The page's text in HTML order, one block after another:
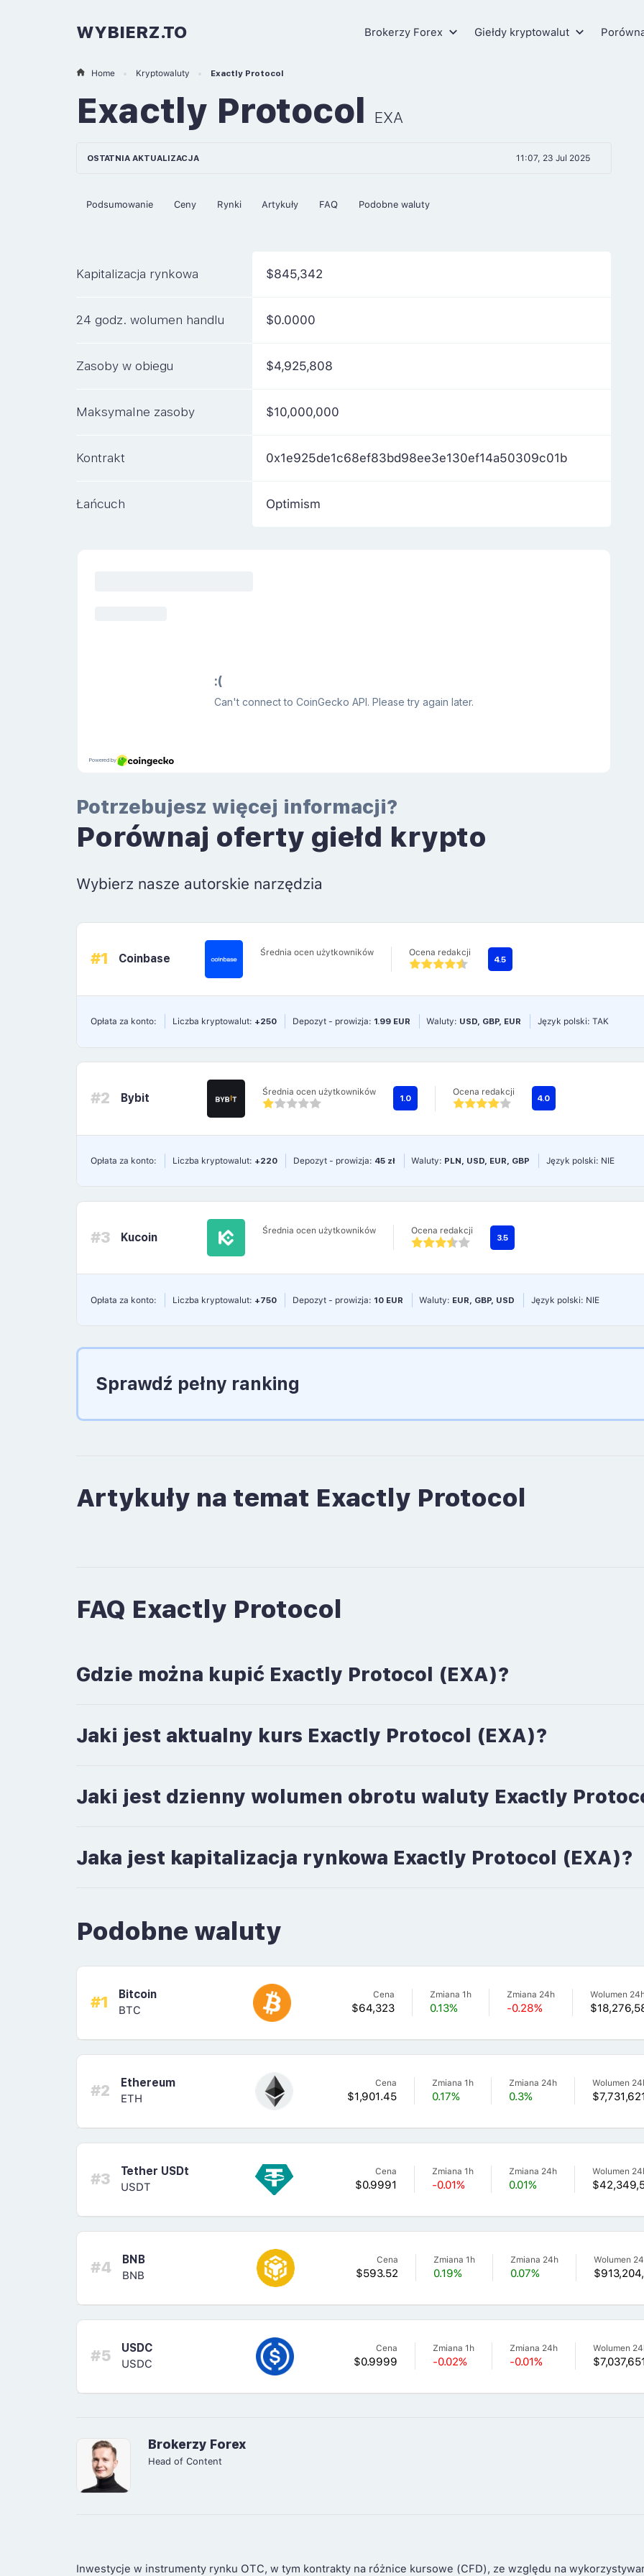
WYBIERZ.TO Brokerzy Forex Giełdy kryptowalut
Home Kryptowaluty Exactly Protocol
Exactly Protocol EXA
OSTATNIA AKTUALIZACJA 11:07, 23 Jul 2025
Podsumowanie Ceny Rynki Artykuły FAQ Podobne waluty
Kapitalizacja rynkowa $845,342
24 godz. wolumen handlu $0.0000
Zasoby w obiegu $4,925,808
Maksymalne zasoby $10,000,000
Kontrakt 0x1e925de1c68ef83bd98ee3e130ef14a50309c01b
Łańcuch Optimism
Potrzebujesz więcej informacji?
Porównaj oferty giełd krypto
Wybierz nasze autorskie narzędzia
#1 Coinbase Średnia ocen użytkowników Ocena redakcji
4.5
Opłata za konto: Liczba kryptowalut: +250 Depozyt - prowizja: 1.99 EUR Waluty: USD, GBP, EUR Język polski: TAK
#2 Bybit Średnia ocen użytkowników
1.0
Ocena redakcji
4.0
Opłata za konto: Liczba kryptowalut: +220 Depozyt - prowizja: 45 zł Waluty: PLN, USD, EUR, GBP Język polski: NIE
#3 Kucoin Średnia ocen użytkowników Ocena redakcji
3.5
Opłata za konto: Liczba kryptowalut: +750 Depozyt - prowizja: 10 EUR Waluty: EUR, GBP, USD Język polski: NIE
Sprawdź pełny ranking
Artykuły na temat Exactly Protocol
FAQ Exactly Protocol
Gdzie można kupić Exactly Protocol (EXA)?
Jaki jest aktualny kurs Exactly Protocol (EXA)?
Jaki jest dzienny wolumen obrotu waluty Exactly
Jaka jest kapitalizacja rynkowa Exactly Protocol (EXA)?
Podobne waluty
#1
Bitcoin
BTC
Cena
$64,323
Zmiana 1h
0.13%
Zmiana 24h
-0.28%
Wolumen
#2
Ethereum
ETH
Cena
$1,901.45
Zmiana 1h
0.17%
Zmiana 24h
0.3%
Wolumen
#3
Tether USDt
USDT
Cena
$0.9991
Zmiana 1h
-0.01%
Zmiana 24h
0.01%
Wolumen
#4
BNB
BNB
Cena
$593.52
Zmiana 1h
0.19%
Zmiana 24h
0.07%
Wolumen
#5
USDC
USDC
Cena
$0.9999
Zmiana 1h
-0.02%
Zmiana 24h
-0.01%
Wolumen
Brokerzy Forex
Head of Content
Inwestycje w instrumenty rynku OTC, w tym kontrakty na różnice kursowe (CFD), ze względu na